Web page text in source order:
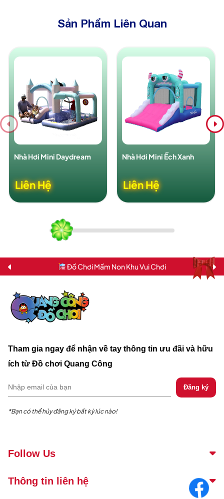
Sản Phẩm Liên Quan
Nhà Hơi Mini Daydream
Liên Hệ
Nhà Hơi Mini Ếch Xanh
Liên Hệ
Đồ Chơi Mầm Non Khu Vui Chơi
Tham gia ngay để nhận về tay thông tin ưu đãi và hữu
ích từ Đồ chơi Quang Công
*Bạn có thể hủy đăng ký bất kỳ lúc nào!
Follow Us
Thông tin liên hệ